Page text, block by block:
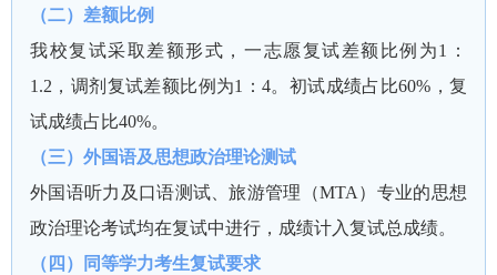
（二）差额比例
我校复试采取差额形式，一志愿复试差额比例为1：
1.2，调剂复试差额比例为1：4。初试成绩占比60%，复
试成绩占比40%。
（三）外国语及思想政治理论测试
外国语听力及口语测试、旅游管理（MTA）专业的思想
政治理论考试均在复试中进行，成绩计入复试总成绩。
（四）同等学力考生复试要求